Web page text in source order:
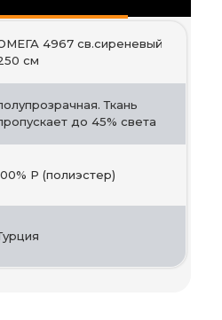
4967 св.сиреневый
см
Ткань
до 45% света
Р (полиэстер)